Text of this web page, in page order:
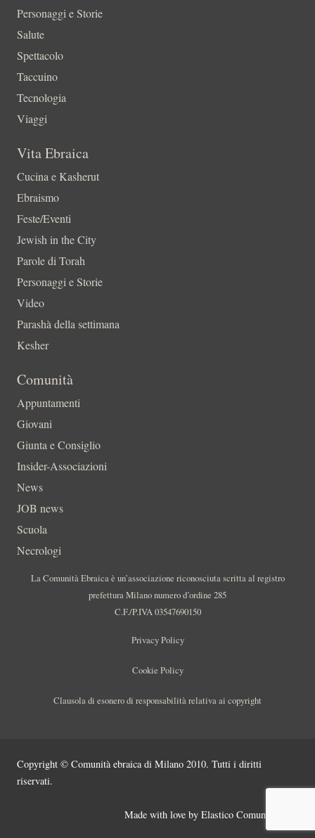
Personaggi e Storie
Salute
Spettacolo
Taccuino
Tecnologia
Viaggi
Vita Ebraica
Cucina e Kasherut
Ebraismo
Feste/Eventi
Jewish in the City
Parole di Torah
Personaggi e Storie
Video
Parashà della settimana
Kesher
Comunità
Appuntamenti
Giovani
Giunta e Consiglio
Insider-Associazioni
News
JOB news
Scuola
Necrologi
La Comunità Ebraica è un’associazione riconosciuta scritta al registro
prefettura Milano numero d’ordine 285
C.F./P.IVA 03547690150
Privacy Policy
Cookie Policy
Clausola di esonero di responsabilità relativa ai copyright
Copyright © Comunità ebraica di Milano 2010. Tutti i diritti
riservati.
Made with love by Elastico Comunicazione